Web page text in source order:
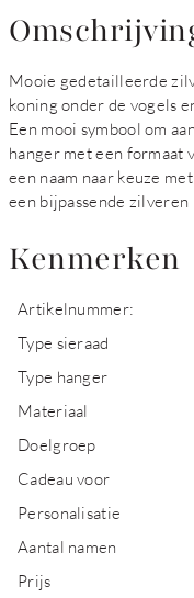
Mooie gedetailleerde
koning onder de vogels
Een mooi symbool om
hanger met een formaat
een naam naar keuze
een bijpassende
Kenmerken
Artikelnummer:
Type sieraad
Type hanger
Materiaal
Doelgroep
Cadeau voor
Personalisatie
Aantal namen
Prijs